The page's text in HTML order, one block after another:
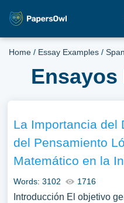
Home / Essay Examples /
Ensayos
La Importancia del
del Pensamiento
Matemático en la
Words: 3102 1716
Introducción El objetivo